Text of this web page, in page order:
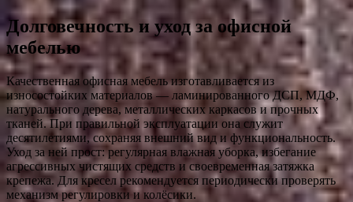
Долговечность и уход за офисной
мебелью
Качественная офисная мебель изготавливается из
износостойких материалов — ламинированного ДСП, МДФ,
натурального дерева, металлических каркасов и прочных
тканей. При правильной эксплуатации она служит
десятилетиями, сохраняя внешний вид и функциональность.
Уход за ней прост: регулярная влажная уборка, избегание
агрессивных чистящих средств и своевременная затяжка
крепежа. Для кресел рекомендуется периодически проверять
механизм регулировки и колёсики.